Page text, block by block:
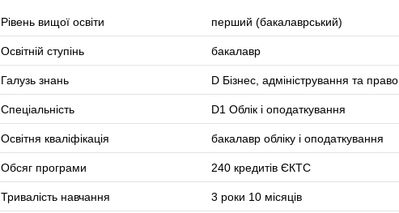
Рівень вищої освіти перший (бакалаврський)
Освітній ступінь бакалавр
Галузь знань D Бізнес, адміністрування та право
Спеціальність D1 Облік і оподаткування
Освітня кваліфікація бакалавр обліку і оподаткування
Обсяг програми 240 кредитів ЄКТС
Тривалість навчання 3 роки 10 місяців